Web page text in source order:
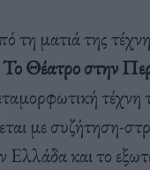
τη ματιά της
Το Θέατρο στην
με συζήτηση-
και το